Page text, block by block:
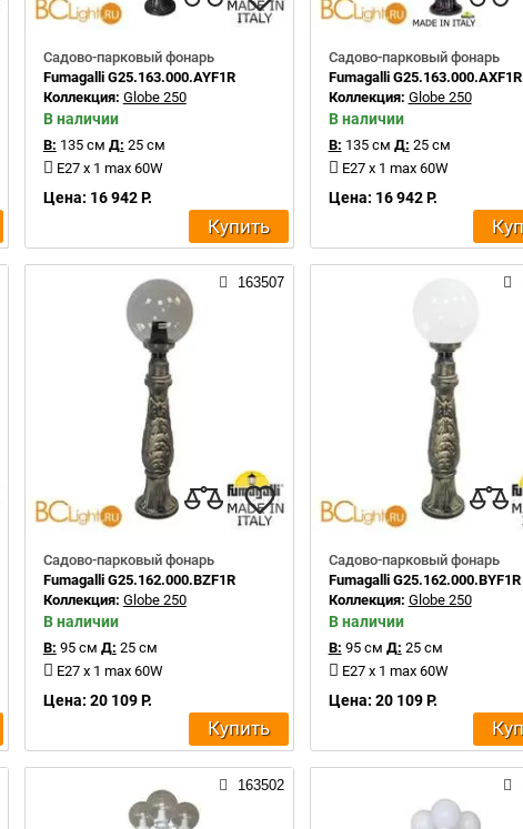
Садово-парковый фонарь
Fumagalli G25.163.000.AYF1R
Коллекция: Globe 250
В наличии
В: 135 см Д: 25 см
E27 x 1 max 60W
Цена: 16 942 Р.
Купить
Садово-парковый фонарь
Fumagalli G25.163.000.AXF1R
Коллекция: Globe 250
В наличии
В: 135 см Д: 25 см
E27 x 1 max 60W
Цена: 16 942 Р.
163507
Садово-парковый фонарь
Fumagalli G25.162.000.BZF1R
Коллекция: Globe 250
В наличии
В: 95 см Д: 25 см
E27 x 1 max 60W
Цена: 20 109 Р.
Купить
Садово-парковый фонарь
Fumagalli G25.162.000.BYF1R
Коллекция: Globe 250
В наличии
В: 95 см Д: 25 см
E27 x 1 max 60W
Цена: 20 109 Р.
163502